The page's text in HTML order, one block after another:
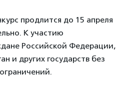
продлится до 15 апреля
К участию
Российской Федерации,
и других государств без